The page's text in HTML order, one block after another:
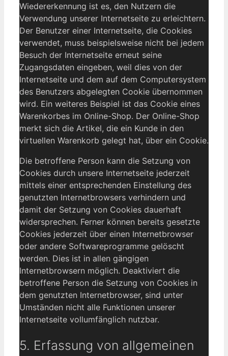
Wiedererkennung ist es, den Nutzern die
Verwendung unserer Internetseite zu erleichtern.
Der Benutzer einer Internetseite, die Cookies
verwendet, muss beispielsweise nicht bei jedem
Besuch der Internetseite erneut seine
Zugangsdaten eingeben, weil dies von der
Internetseite und dem auf dem Computersystem
des Benutzers abgelegten Cookie übernommen
wird. Ein weiteres Beispiel ist das Cookie eines
Warenkorbes im Online-Shop. Der Online-Shop
merkt sich die Artikel, die ein Kunde in den
virtuellen Warenkorb gelegt hat, über ein Cookie.
Die betroffene Person kann die Setzung von
Cookies durch unsere Internetseite jederzeit
mittels einer entsprechenden Einstellung des
genutzten Internetbrowsers verhindern und
damit der Setzung von Cookies dauerhaft
widersprechen. Ferner können bereits gesetzte
Cookies jederzeit über einen Internetbrowser
oder andere Softwareprogramme gelöscht
werden. Dies ist in allen gängigen
Internetbrowsern möglich. Deaktiviert die
betroffene Person die Setzung von Cookies in
dem genutzten Internetbrowser, sind unter
Umständen nicht alle Funktionen unserer
Internetseite vollumfänglich nutzbar.
5. Erfassung von allgemeinen